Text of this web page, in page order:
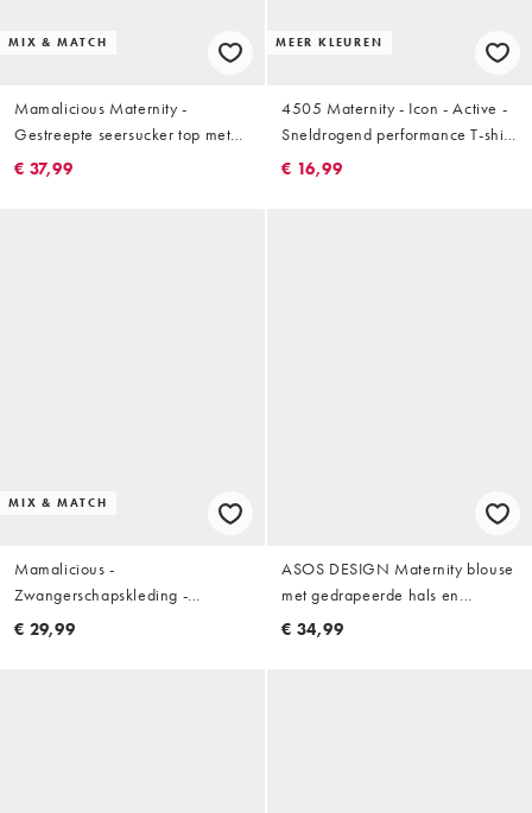
MIX & MATCH
Mamalicious Maternity -
Gestreepte seersucker top met
fladdermouwen in wit en rood,
€ 37,99
MEER KLEUREN
4505 Maternity - Icon - Active -
Sneldrogend performance T-shirt
in zwart
€ 16,99
MIX & MATCH
Mamalicious -
Zwangerschapskleding -
Borstvoedingstop met 2 functies
€ 29,99
ASOS DESIGN Maternity blouse
met gedrapeerde hals en
strikceintuur in buttermilk
€ 34,99